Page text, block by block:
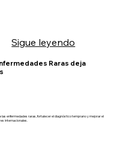
Sigue leyendo
Raras deja
enfermedades raras, fortalecer el diagnóstico temprano y mejorar el
internacionales.